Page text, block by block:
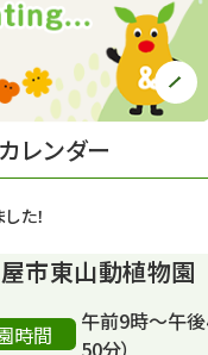
た！
レンダー
市東山動植物園
時間
午前9時～午
50分）